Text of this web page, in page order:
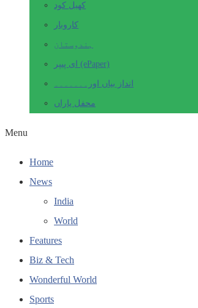
کھیل کود
کاروبار
ہندوستان
ای پیپر (ePaper)
انداز بیاں اور۔۔۔۔۔۔۔
محفل یاراں
Menu
Home
News
India
World
Features
Biz & Tech
Wonderful World
Sports